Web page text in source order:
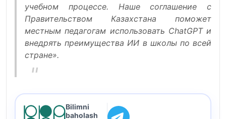
учебном процессе. Наше соглашение с
Правительством Казахстана поможет
местным педагогам использовать ChatGPT и
внедрять преимущества ИИ в школы по всей
стране».
Bilimni
baholash